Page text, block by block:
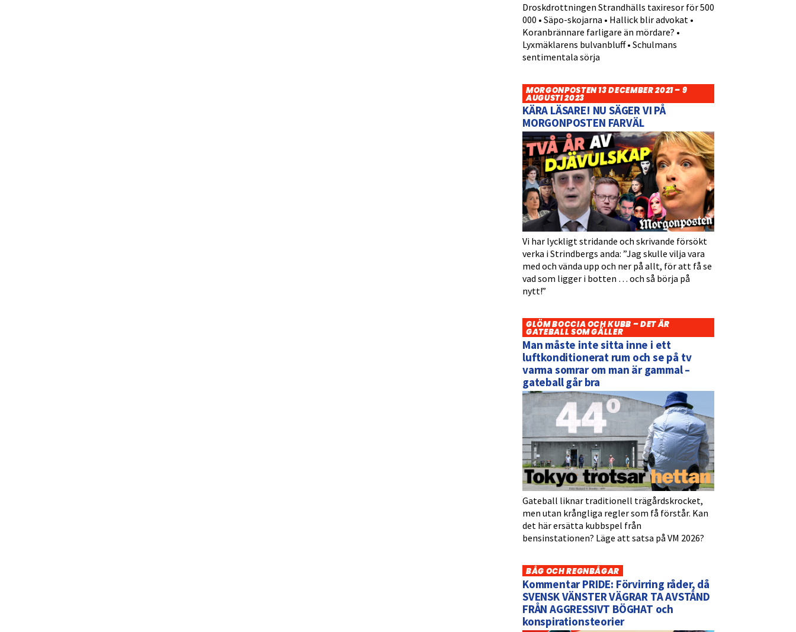
Droskdrottningen Strandhälls taxiresor för 500
000 • Säpo-skojarna • Hallick blir advokat •
Koranbrännare farligare än mördare? •
Lyxmäklarens bulvanbluff • Schulmans
sentimentala sörja
MORGONPOSTEN 13 DECEMBER 2021 – 9
AUGUSTI 2023
KÄRA LÄSARE! NU SÄGER VI PÅ
MORGONPOSTEN FARVÄL
Vi har lyckligt stridande och skrivande försökt
verka i Strindbergs anda: ”Jag skulle vilja vara
med och vända upp och ner på allt, för att få se
vad som ligger i botten … och så börja på
nytt!”
GLÖM BOCCIA OCH KUBB – DET ÄR
GATEBALL SOM GÄLLER
Man måste inte sitta inne i ett
luftkonditionerat rum och se på tv
varma somrar om man är gammal –
gateball går bra
Gateball liknar traditionell trägårdskrocket,
men utan krångliga regler som få förstår. Kan
det här ersätta kubbspel från
bensinstationen? Läge att satsa på VM 2026?
BÅG OCH REGNBÅGAR
Kommentar PRIDE: Förvirring råder, då
SVENSK VÄNSTER VÄGRAR TA AVSTÅND
FRÅN AGGRESSIVT BÖGHAT och
konspirationsteorier